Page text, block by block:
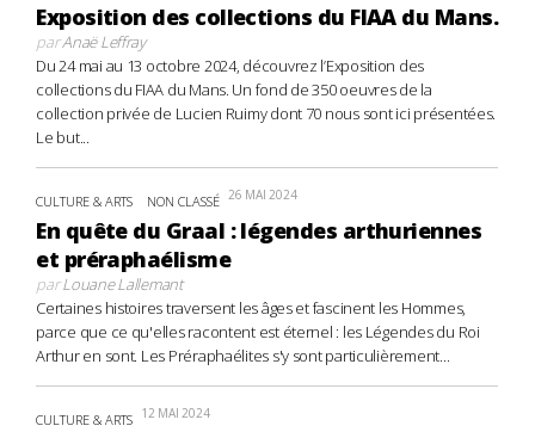
Exposition des collections du FIAA du Mans.
parAnaë Leffray
Du 24 mai au 13 octobre 2024, découvrez l’Exposition des
collections du FIAA du Mans. Un fond de 350 oeuvres de la
collection privée de Lucien Ruimy dont 70 nous sont ici présentées.
Le but...
CULTURE & ARTS NON CLASSÉ 26 MAI 2024
En quête du Graal : légendes arthuriennes
et préraphaélisme
parLouane Lallemant
Certaines histoires traversent les âges et fascinent les Hommes,
parce que ce qu'elles racontent est éternel : les Légendes du Roi
Arthur en sont. Les Préraphaélites s'y sont particulièrement...
CULTURE & ARTS 12 MAI 2024